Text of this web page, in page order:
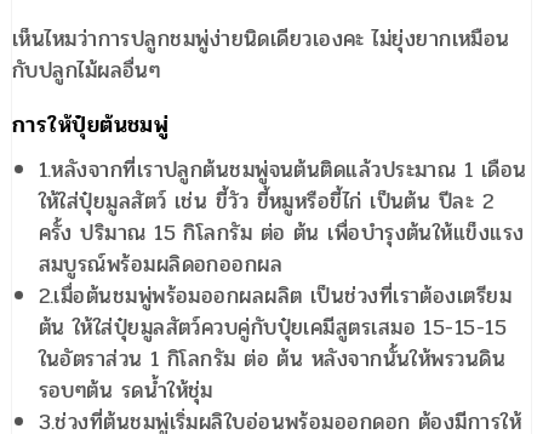
เห็นไหมว่าการปลูกชมพู่ง่ายนิดเดียวเองคะ ไม่ยุ่งยากเหมือน
กับปลูกไม้ผลอื่นๆ
การให้ปุ๋ยต้นชมพู่
1.หลังจากที่เราปลูกต้นชมพู่จนต้นติดแล้วประมาณ 1 เดือน
ให้ใส่ปุ๋ยมูลสัตว์ เช่น ขี้วัว ขี้หมูหรือขี้ไก่ เป็นต้น ปีละ 2
ครั้ง ปริมาณ 15 กิโลกรัม ต่อ ต้น เพื่อบำรุงต้นให้แข็งแรง
สมบูรณ์พร้อมผลิดอกออกผล
2.เมื่อต้นชมพู่พร้อมออกผลผลิต เป็นช่วงที่เราต้องเตรียม
ต้น ให้ใส่ปุ๋ยมูลสัตว์ควบคู่กับปุ๋ยเคมีสูตรเสมอ 15-15-15
ในอัตราส่วน 1 กิโลกรัม ต่อ ต้น หลังจากนั้นให้พรวนดิน
รอบๆต้น รดน้ำให้ชุ่ม
3.ช่วงที่ต้นชมพู่เริ่มผลิใบอ่อนพร้อมออกดอก ต้องมีการให้